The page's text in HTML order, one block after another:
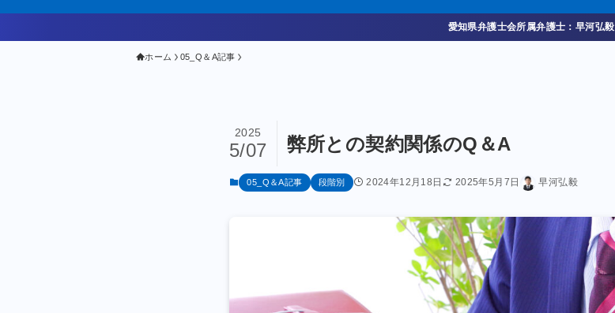
愛知県弁護士会所属弁護士：早河弘毅
ホーム 05_Q＆A記事
弊所との契約関係のQ＆A
2025
5/07
05_Q＆A記事 段階別 2024年12月18日 2025年5月7日 早河弘毅